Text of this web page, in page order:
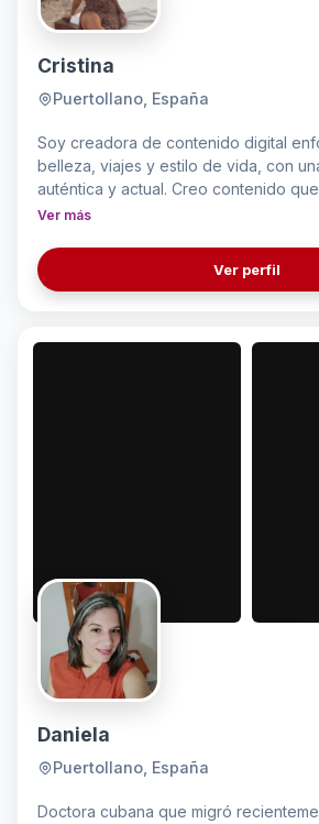
Cristina
Puertollano, España
Soy creadora de contenido digital
belleza, viajes y estilo de vida, con
auténtica y actual. Creo contenido
convierte, combinando creatividad,
A través de mis plataformas
cuidado personal, descubrimientos de
Ver más
Ver perfil
Daniela
Puertollano, España
Doctora cubana que migró